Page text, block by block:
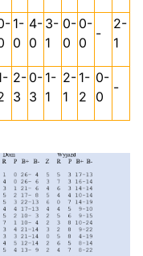
1-
0
4-
0
3-
1
0-
0
0-
0
-
2-
1
2-
3
0-
3
1-
1
2-
1
1-
2
0-
0
-